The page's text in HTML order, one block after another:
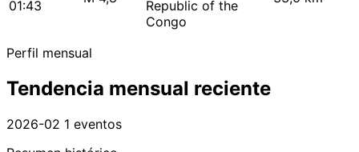
01:43
Republic of the
Congo
Perfil mensual
Tendencia mensual reciente
2026-02 1 eventos